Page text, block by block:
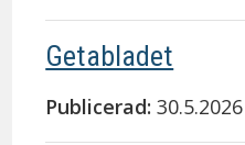
Getabladet
Publicerad: